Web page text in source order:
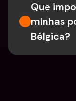
Que
minhas
Bélgica?